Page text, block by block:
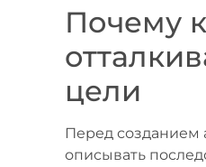
Почему
цели
Перед созданием
описывать